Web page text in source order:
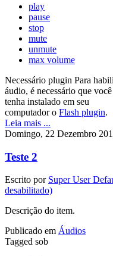
play
pause
stop
mute
unmute
max volume
Necessário plugin Para
áudio, é necessário que você
tenha instalado em seu
computador o Flash plugin.
Leia mais ...
Domingo, 22 Dezembro
Teste 2
Escrito por Super User
desabilitado)
Descrição do item.
Publicado em Áudios
Tagged sob